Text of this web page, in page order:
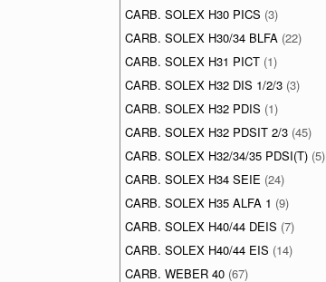
CARB. SOLEX H30 PICS (3)
CARB. SOLEX H30/34 BLFA (22)
CARB. SOLEX H31 PICT (1)
CARB. SOLEX H32 DIS 1/2/3 (3)
CARB. SOLEX H32 PDIS (1)
CARB. SOLEX H32 PDSIT 2/3 (45)
CARB. SOLEX H32/34/35 PDSI(T) (5)
CARB. SOLEX H34 SEIE (24)
CARB. SOLEX H35 ALFA 1 (9)
CARB. SOLEX H40/44 DEIS (7)
CARB. SOLEX H40/44 EIS (14)
CARB. WEBER 40 (67)